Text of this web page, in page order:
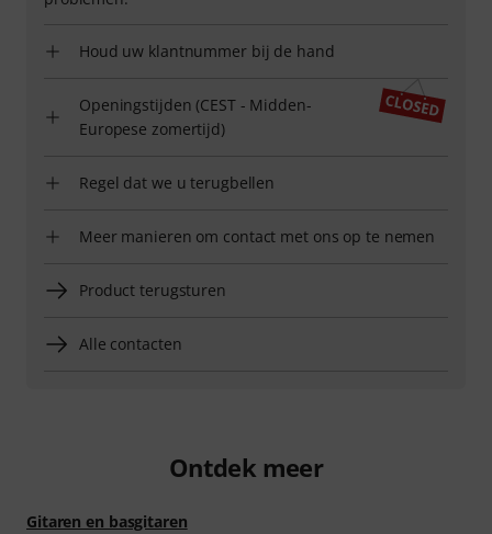
Houd uw klantnummer bij de hand
Openingstijden (CEST - Midden-
Europese zomertijd)
Regel dat we u terugbellen
Meer manieren om contact met ons op te nemen
Product terugsturen
Alle contacten
Ontdek meer
Gitaren en basgitaren